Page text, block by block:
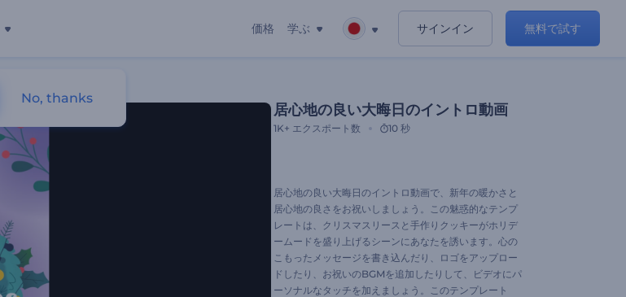
価格 学ぶ サインイン 無料で試す
居心地の良い大晦日のイントロ動画
1K+ エクスポート数 10 秒
居心地の良い大晦日のイントロ動画で、新年の暖かさと
居心地の良さをお祝いしましょう。この魅惑的なテンプ
レートは、クリスマスリースと手作りクッキーがホリデ
ームードを盛り上げるシーンにあなたを誘います。心の
こもったメッセージを書き込んだり、ロゴをアップロー
ドしたり、お祝いのBGMを追加したりして、ビデオにパ
ーソナルなタッチを加えましょう。このテンプレート
No, thanks